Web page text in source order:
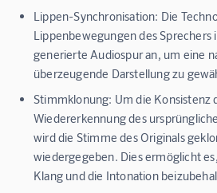
Lippen-Synchronisation: Die
Lippenbewegungen des Sprechers
generierte Audiospur an, um eine
überzeugende Darstellung zu
Stimmklonung: Um die Konsistenz
Wiedererkennung des
wird die Stimme des Originals
wiedergegeben. Dies ermöglicht
Klang und die Intonation